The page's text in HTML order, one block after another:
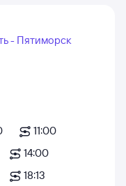
- Пятиморск
11:00
14:00
18:13